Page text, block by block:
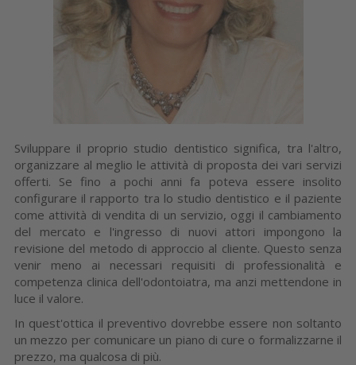
Sviluppare il proprio studio dentistico significa, tra l'altro,
organizzare al meglio le attività di proposta dei vari servizi
offerti. Se fino a pochi anni fa poteva essere insolito
configurare il rapporto tra lo studio dentistico e il paziente
come attività di vendita di un servizio, oggi il cambiamento
del mercato e l'ingresso di nuovi attori impongono la
revisione del metodo di approccio al cliente. Questo senza
venir meno ai necessari requisiti di professionalità e
competenza clinica dell'odontoiatra, ma anzi mettendone in
luce il valore.
In quest'ottica il preventivo dovrebbe essere non soltanto
un mezzo per comunicare un piano di cure o formalizzarne il
prezzo, ma qualcosa di più.